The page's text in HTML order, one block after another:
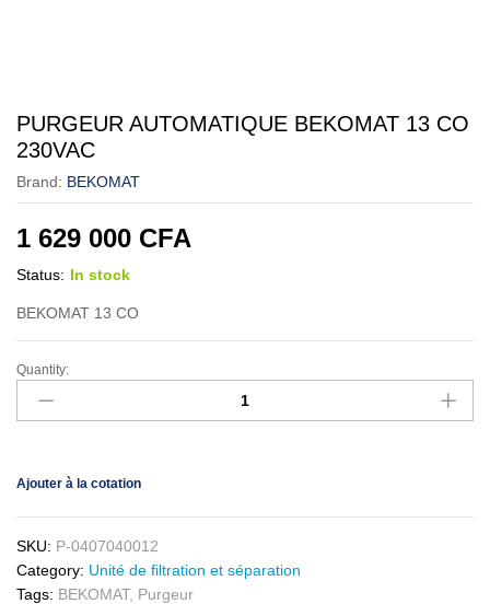
PURGEUR AUTOMATIQUE BEKOMAT 13 CO
230VAC
Brand: BEKOMAT
1 629 000 CFA
Status: In stock
BEKOMAT 13 CO
Quantity:
Ajouter à la cotation
SKU: P-0407040012
Category: Unité de filtration et séparation
Tags: BEKOMAT, Purgeur